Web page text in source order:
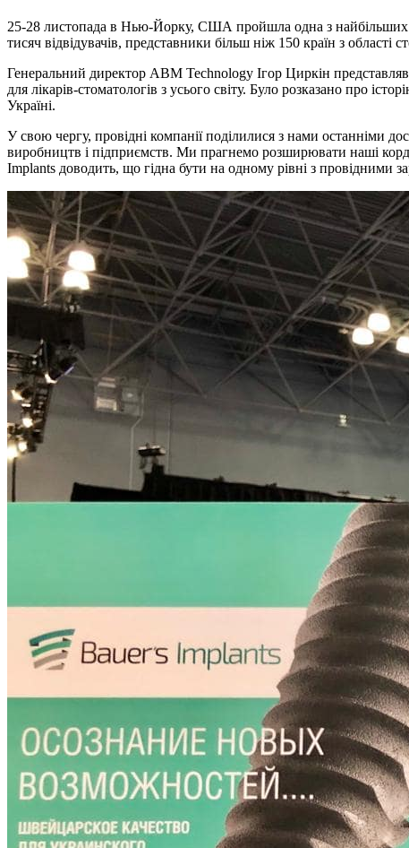
25-28 листопада в Нью-Йорку, США пройшла одна з найбільших
тисяч відвідувачів, представники більш ніж 150 країн з області
Генеральний директор ABM Technology Ігор Циркін
для лікарів-стоматологів з усього світу. Було розказано про
Україні.
У свою чергу, провідні компанії поділилися з нами останніми
виробництв і підприємств. Ми прагнемо розширювати наші
Implants доводить, що гідна бути на одному рівні з провідними